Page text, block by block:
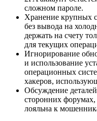
сложном пароле.
Хранение крупных
без вывода на
держать на счету
для текущих
Игнорирование
и использование
операционных
хакеров,
Обсуждение
сторонних форумах,
лояльна к